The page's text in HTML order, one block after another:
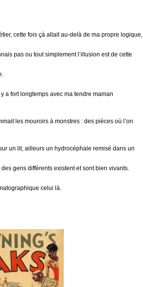
cette fois çà allait au-delà de ma propre logique,
pas ou tout simplement l’illusion est de cette
a fort longtemps avec ma tendre maman
les mouroirs à monstres : des pièces où l’on
un lit, ailleurs un hydrocéphale remisé dans un
gens différents existent et sont bien vivants.
celui là.